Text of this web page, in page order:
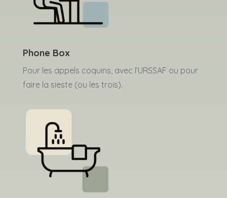
Phone Box
Pour les appels coquins, avec l’URSSAF ou pour
faire la sieste (ou les trois).